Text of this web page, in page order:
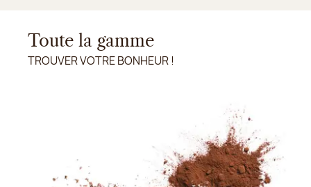
Toute la gamme
TROUVER VOTRE BONHEUR !